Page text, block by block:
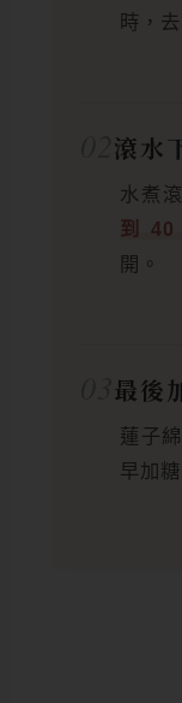
時，
滾水
水煮
到 40
開。
最後
蓮子
早加